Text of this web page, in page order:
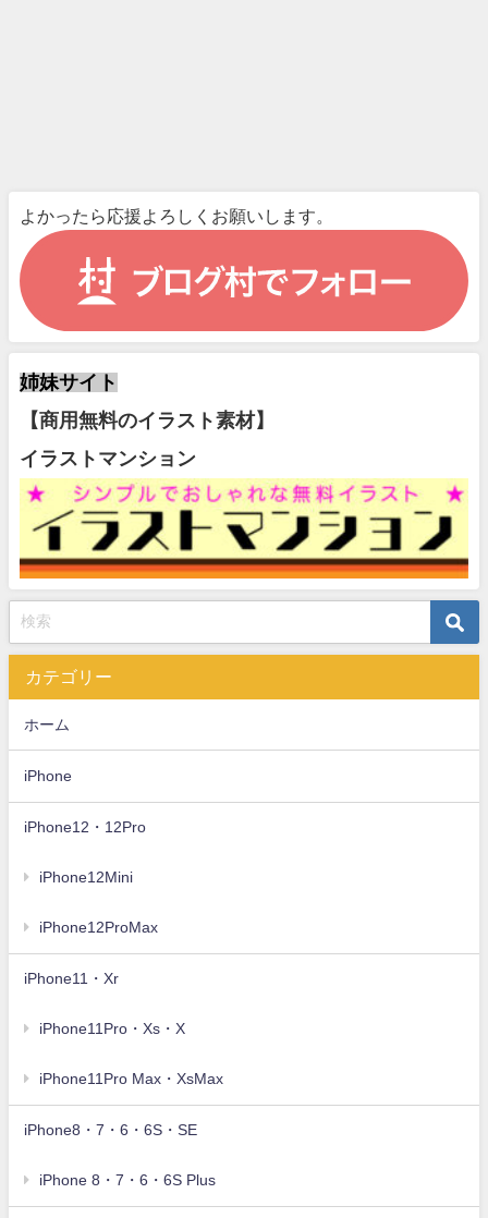
よかったら応援よろしくお願いします。
姉妹サイト
【商用無料のイラスト素材】
イラストマンション
カテゴリー
ホーム
iPhone
iPhone12・12Pro
iPhone12Mini
iPhone12ProMax
iPhone11・Xr
iPhone11Pro・Xs・X
iPhone11Pro Max・XsMax
iPhone8・7・6・6S・SE
iPhone 8・7・6・6S Plus